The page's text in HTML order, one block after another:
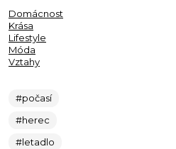
Domácnost
Krása
Lifestyle
Móda
Vztahy
#počasí
#herec
#letadlo